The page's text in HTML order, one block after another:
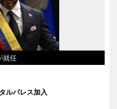
就任
ルパレス加入